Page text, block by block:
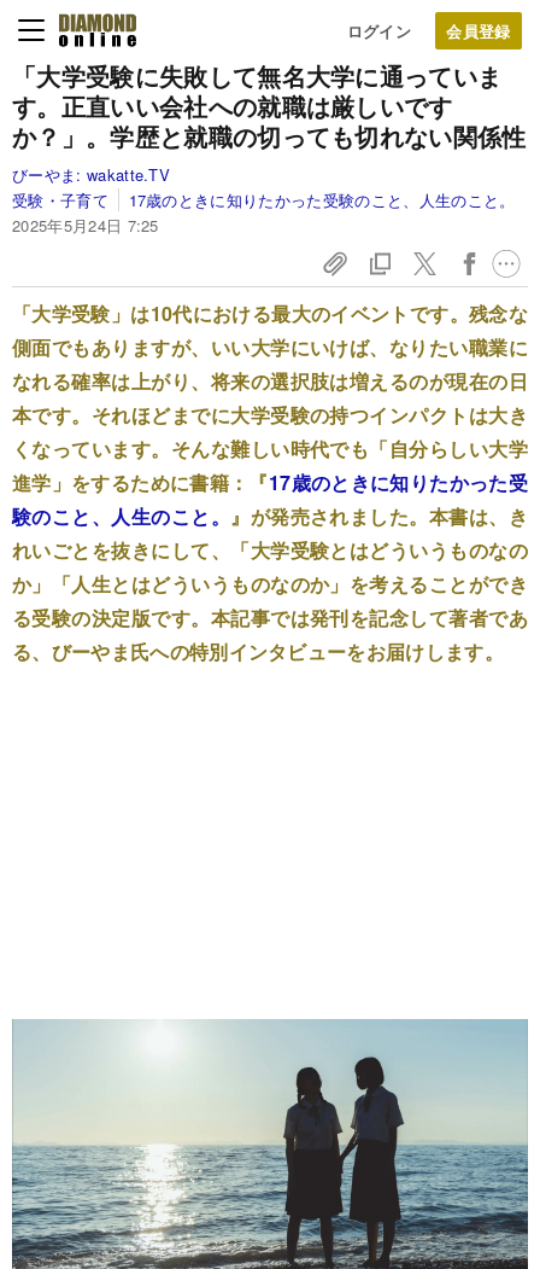
ログイン
「大学受験に失敗して無名大学に通っていま
す。正直いい会社への就職は厳しいです
か？」。学歴と就職の切っても切れない関係性
びーやま: wakatte.TV
受験・子育て
17歳のときに知りたかった受験のこと、人生のこと。
2025年5月24日 7:25
「大学受験」は10代における最大のイベントです。残念な
側面でもありますが、いい大学にいけば、なりたい職業に
なれる確率は上がり、将来の選択肢は増えるのが現在の日
本です。それほどまでに大学受験の持つインパクトは大き
くなっています。そんな難しい時代でも「自分らしい大学
進学」をするために書籍：『17歳のときに知りたかった受
験のこと、人生のこと。 』が発売されました。本書は、き
れいごとを抜きにして、「大学受験とはどういうものなの
か」「人生とはどういうものなのか」を考えることができ
る受験の決定版です。本記事では発刊を記念して著者であ
る、びーやま氏への特別インタビューをお届けします。